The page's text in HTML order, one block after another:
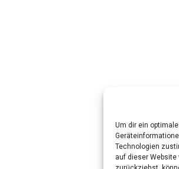
Um dir ein
Technologien
auf dieser